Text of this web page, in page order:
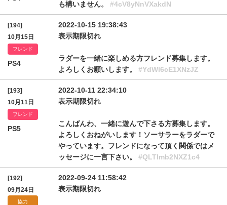
も構いません。 #4cV8yNnVXakdN
[194]
10月15日
フレンド
PS4
2022-10-15 19:38:43
表示期限切れ
ラダーを一緒に楽しめる方フレンド募集します。
よろしくお願いします。 #YdWl6cE1XNzJZ
[193]
10月11日
フレンド
PS5
2022-10-11 22:34:10
表示期限切れ
こんばんわ、一緒に遊んで下さる方募集します。
よろしくおねがいします！ソーサラーをラダーで
やっています。フレンドになって頂く関係ではメ
ッセージに一言下さい。 #QLTlmb2NXZ1c4
[192]
09月24日
協力
2022-09-24 11:58:42
表示期限切れ